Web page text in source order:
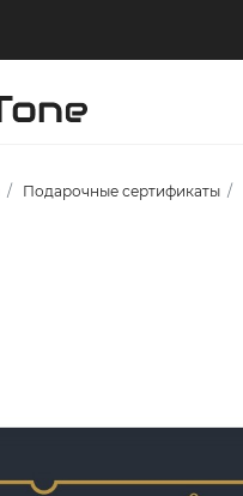
Подарочные сертификаты